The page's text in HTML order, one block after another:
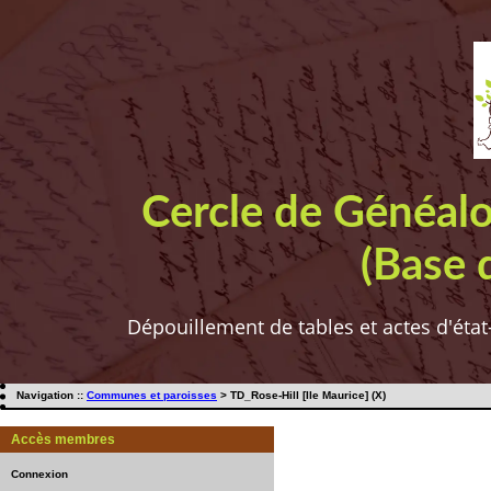
Cercle de
(Base
Dépouillement de tables et actes
Navigation :: Communes et paroisses > TD_Rose-Hill [Ile Maurice] (X)
Accès membres
Connexion